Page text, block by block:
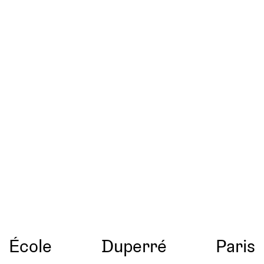
École Duperré Paris